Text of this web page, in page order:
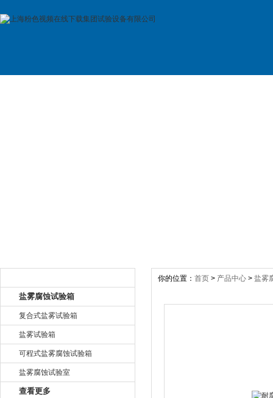
盐雾腐蚀试验箱
复合式盐雾试验箱
盐雾试验箱
可程式盐雾腐蚀试验箱
盐雾腐蚀试验室
查看更多
你的位置： 首页 > 产品中心 > 盐雾